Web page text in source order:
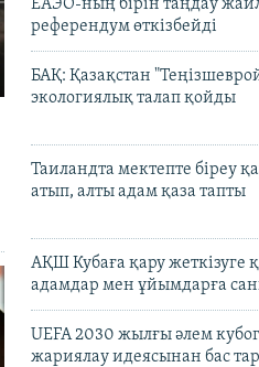
ЕАЭО-ның бірін таңдау
референдум өткізбейді
БАҚ: Қазақстан
экологиялық талап қойды
Таиландта мектепте біреу
атып, алты адам қаза тапты
АҚШ Кубаға қару жеткізуге
адамдар мен ұйымдарға
UEFA 2030 жылғы әлем
жариялау идеясынан бас